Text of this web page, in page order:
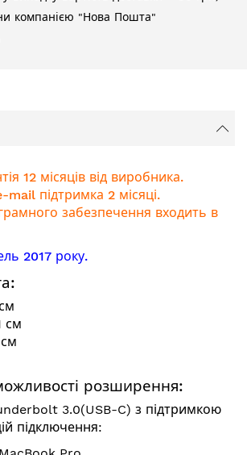
компанією "Нова Пошта"
12 місяців від виробника.
підтримка 2 місяці.
забезпечення входить в
2017 року.
см
см
розширення:
3.0(USB-C) з підтримкою
підключення: